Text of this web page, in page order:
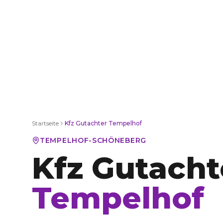
Startseite Kfz Gutachter Tempelhof
TEMPELHOF-SCHÖNEBERG
Kfz
Tempelhof